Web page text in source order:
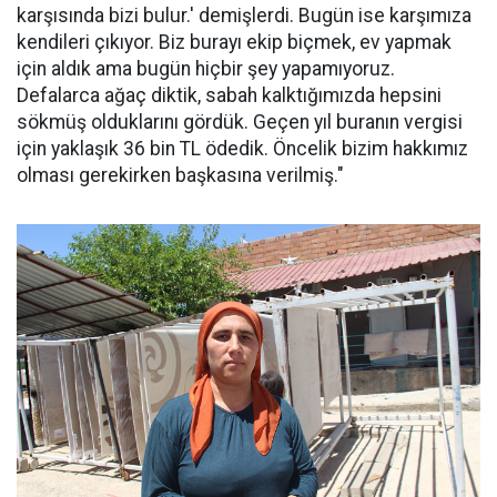
karşısında bizi bulur.' demişlerdi. Bugün ise karşımıza
kendileri çıkıyor. Biz burayı ekip biçmek, ev yapmak
için aldık ama bugün hiçbir şey yapamıyoruz.
Defalarca ağaç diktik, sabah kalktığımızda hepsini
sökmüş olduklarını gördük. Geçen yıl buranın vergisi
için yaklaşık 36 bin TL ödedik. Öncelik bizim hakkımız
olması gerekirken başkasına verilmiş."